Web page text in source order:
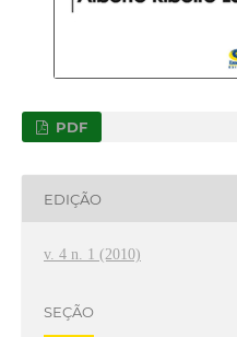
PDF
EDIÇÃO
v. 4 n. 1 (2010)
SEÇÃO